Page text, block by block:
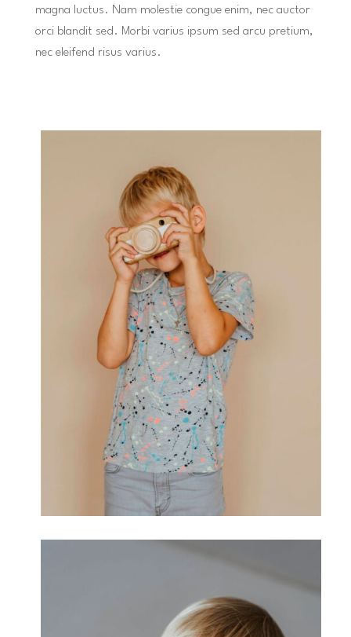
magna luctus. Nam molestie congue enim, nec auctor
orci blandit sed. Morbi varius ipsum sed arcu pretium,
nec eleifend risus varius.